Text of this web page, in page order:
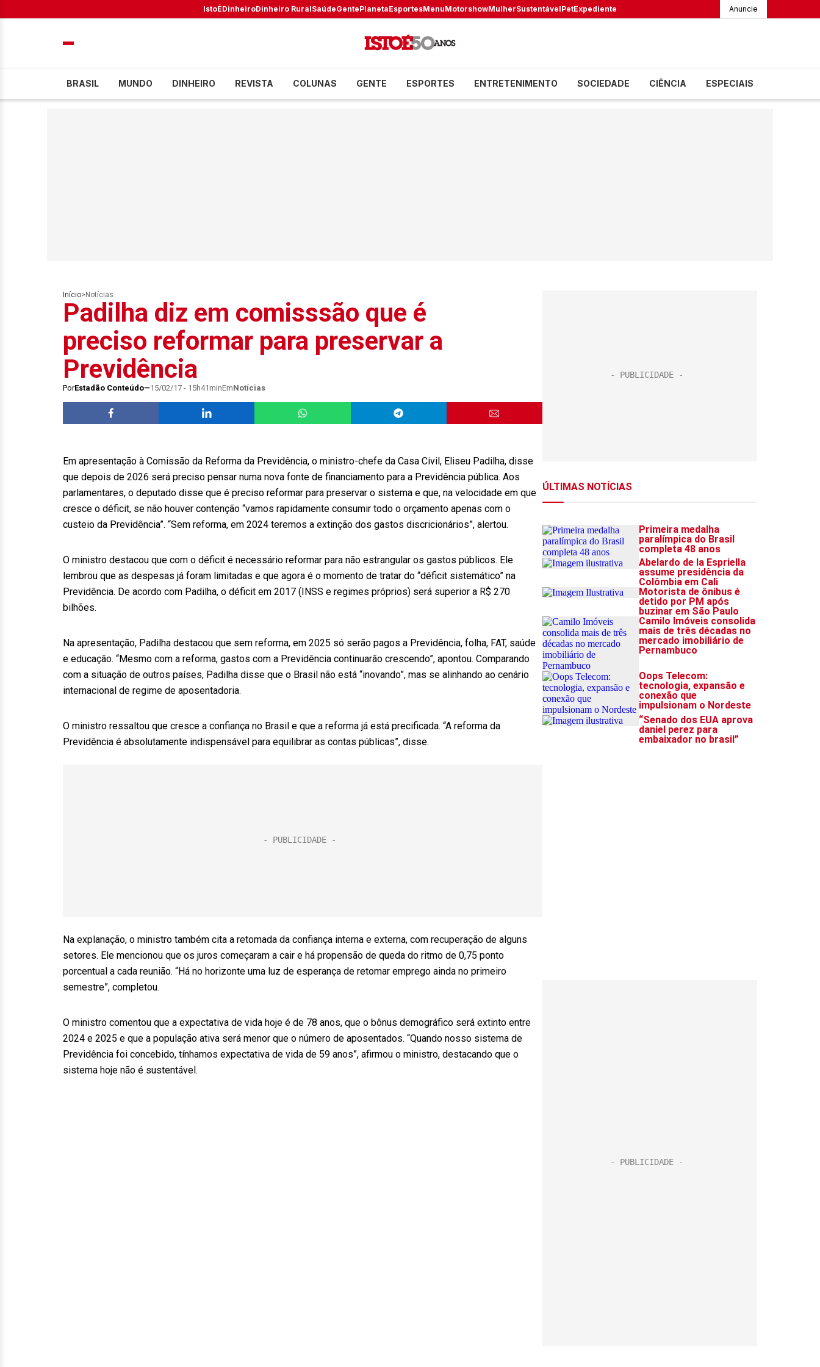
IstoÉDinheiroDinheiro RuralSaúdeGentePlanetaEsportesMenuMotorshowMulherSustentávelPetExpediente Anuncie
BRASIL MUNDO DINHEIRO REVISTA COLUNAS GENTE ESPORTES ENTRETENIMENTO SOCIEDADE CIÊNCIA ESPECIAIS
Início> Notícias
Padilha diz em comisssão que é
preciso reformar para preservar a
Previdência
PorEstadão Conteúdo 15/02/17 - 15h41minEmNotícias
Em apresentação à Comissão da Reforma da Previdência, o ministro-chefe da Casa Civil, Eliseu Padilha, disse
que depois de 2026 será preciso pensar numa nova fonte de financiamento para a Previdência pública. Aos
parlamentares, o deputado disse que é preciso reformar para preservar o sistema e que, na velocidade em que
cresce o déficit, se não houver contenção “vamos rapidamente consumir todo o orçamento apenas com o
custeio da Previdência”. “Sem reforma, em 2024 teremos a extinção dos gastos discricionários”, alertou.
O ministro destacou que com o déficit é necessário reformar para não estrangular os gastos públicos. Ele
lembrou que as despesas já foram limitadas e que agora é o momento de tratar do “déficit sistemático” na
Previdência. De acordo com Padilha, o déficit em 2017 (INSS e regimes próprios) será superior a R$ 270
bilhões.
Na apresentação, Padilha destacou que sem reforma, em 2025 só serão pagos a Previdência, folha, FAT, saúde
e educação. “Mesmo com a reforma, gastos com a Previdência continuarão crescendo”, apontou. Comparando
com a situação de outros países, Padilha disse que o Brasil não está “inovando”, mas se alinhando ao cenário
internacional de regime de aposentadoria.
O ministro ressaltou que cresce a confiança no Brasil e que a reforma já está precificada. “A reforma da
Previdência é absolutamente indispensável para equilibrar as contas públicas”, disse.
Na explanação, o ministro também cita a retomada da confiança interna e externa, com recuperação de alguns
setores. Ele mencionou que os juros começaram a cair e há propensão de queda do ritmo de 0,75 ponto
porcentual a cada reunião. “Há no horizonte uma luz de esperança de retomar emprego ainda no primeiro
semestre”, completou.
O ministro comentou que a expectativa de vida hoje é de 78 anos, que o bônus demográfico será extinto entre
2024 e 2025 e que a população ativa será menor que o número de aposentados. “Quando nosso sistema de
Previdência foi concebido, tínhamos expectativa de vida de 59 anos”, afirmou o ministro, destacando que o
sistema hoje não é sustentável.